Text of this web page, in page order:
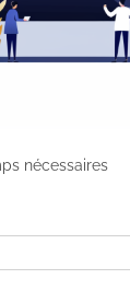
nécessaires